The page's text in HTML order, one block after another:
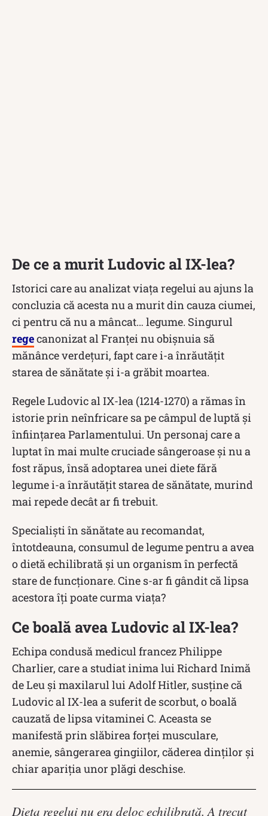
De ce a murit Ludovic al IX-lea?
Istorici care au analizat viața regelui au ajuns la
concluzia că acesta nu a murit din cauza ciumei,
ci pentru că nu a mâncat… legume. Singurul
regecanonizat al Franței nu obișnuia să
mănânce verdețuri, fapt care i-a înrăutățit
starea de sănătate și i-a grăbit moartea.
Regele Ludovic al IX-lea (1214-1270) a rămas în
istorie prin neînfricare sa pe câmpul de luptă și
înființarea Parlamentului. Un personaj care a
luptat în mai multe cruciade sângeroase și nu a
fost răpus, însă adoptarea unei diete fără
legume i-a înrăutățit starea de sănătate, murind
mai repede decât ar fi trebuit.
Specialiști în sănătate au recomandat,
întotdeauna, consumul de legume pentru a avea
o dietă echilibrată și un organism în perfectă
stare de funcționare. Cine s-ar fi gândit că lipsa
acestora îți poate curma viața?
Ce boală avea Ludovic al IX-lea?
Echipa condusă medicul francez Philippe
Charlier, care a studiat inima lui Richard Inimă
de Leu şi maxilarul lui Adolf Hitler, susţine că
Ludovic al IX-lea a suferit de scorbut, o boală
cauzată de lipsa vitaminei C. Aceasta se
manifestă prin slăbirea forţei musculare,
anemie, sângerarea gingiilor, căderea dinţilor şi
chiar apariţia unor plăgi deschise.
Dieta regelui nu era deloc echilibrată. A trecut